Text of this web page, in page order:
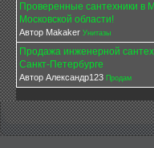
Проверенные сантехники в
Московской области!
Автор Makaker Унитазы
Продажа инженерной
Санкт-Петербурге
Автор Александр123 Продам